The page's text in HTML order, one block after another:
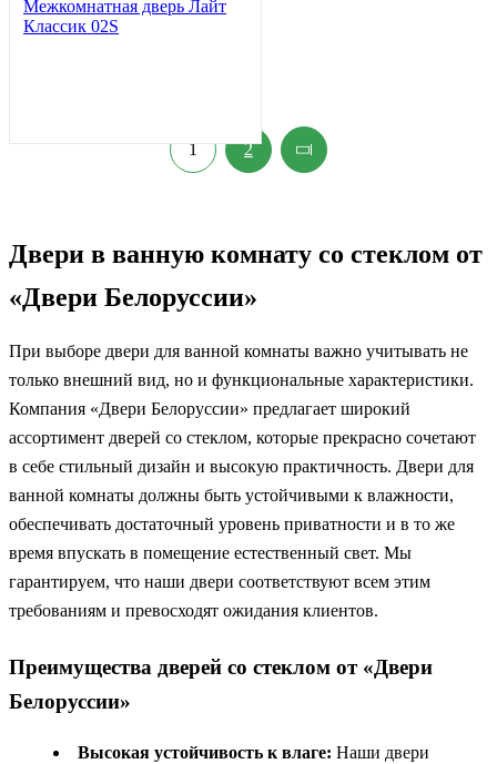
Межкомнатная дверь Лайт
Классик 02S
1 2
Двери в ванную комнату со стеклом от
«Двери Белоруссии»
При выборе двери для ванной комнаты важно учитывать не
только внешний вид, но и функциональные характеристики.
Компания «Двери Белоруссии» предлагает широкий
ассортимент дверей со стеклом, которые прекрасно сочетают
в себе стильный дизайн и высокую практичность. Двери для
ванной комнаты должны быть устойчивыми к влажности,
обеспечивать достаточный уровень приватности и в то же
время впускать в помещение естественный свет. Мы
гарантируем, что наши двери соответствуют всем этим
требованиям и превосходят ожидания клиентов.
Преимущества дверей со стеклом от «Двери
Белоруссии»
Высокая устойчивость к влаге: Наши двери